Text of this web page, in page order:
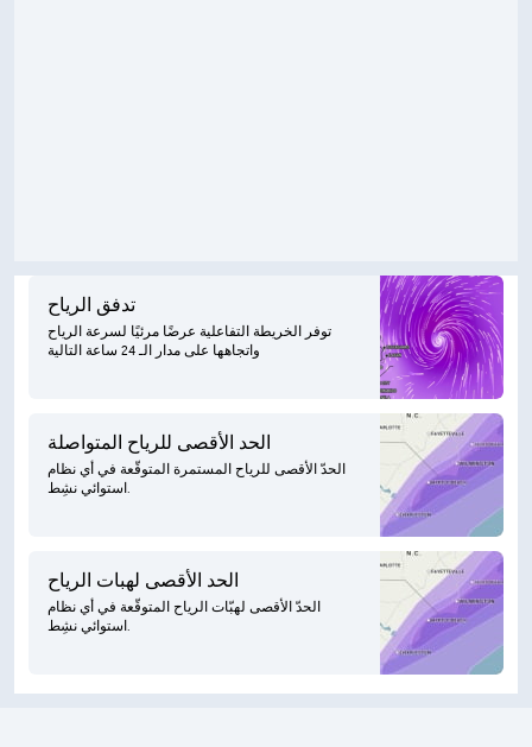
تدفق الرياح
توفر الخريطة التفاعلية عرضًا مرئيًا لسرعة الرياح
واتجاهها على مدار الـ 24 ساعة التالية
الحد الأقصى للرياح المتواصلة
الحدّ الأقصى للرياح المستمرة المتوقّعة في أي نظام
استوائي نشِط.
الحد الأقصى لهبات الرياح
الحدّ الأقصى لهبّات الرياح المتوقّعة في أي نظام
استوائي نشِط.